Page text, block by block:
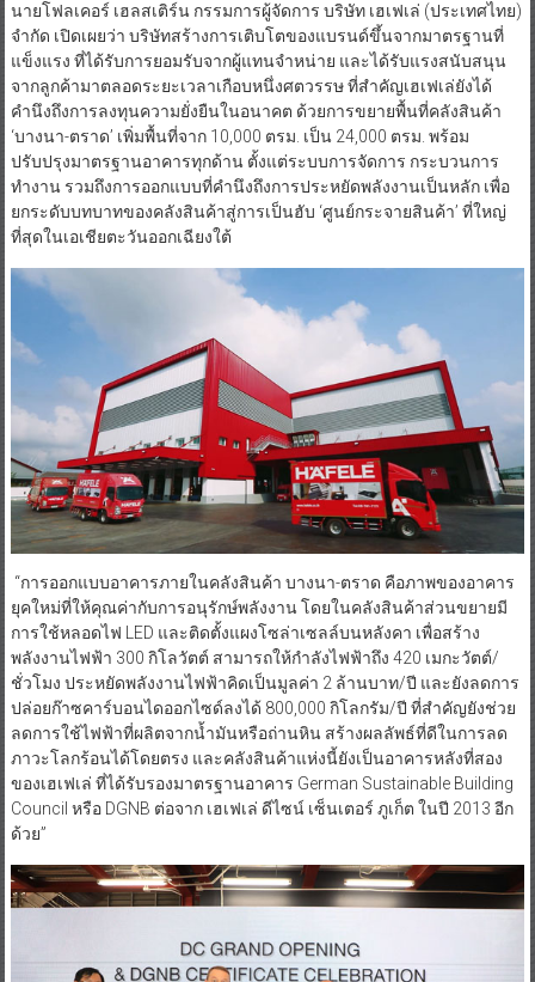
นายโฟลเคอร์ เฮลสเติร์น กรรมการผู้จัดการ บริษัท เฮเฟเล่ (ประเทศไทย)
จำกัด เปิดเผยว่า บริษัทสร้างการเติบโตของแบรนด์ขึ้นจากมาตรฐานที่
แข็งแรง ที่ได้รับการยอมรับจากผู้แทนจำหน่าย และได้รับแรงสนับสนุน
จากลูกค้ามาตลอดระยะเวลาเกือบหนึ่งศตวรรษ ที่สำคัญเฮเฟเล่ยังได้
คำนึงถึงการลงทุนความยั่งยืนในอนาคต ด้วยการขยายพื้นที่คลังสินค้า
‘บางนา-ตราด’ เพิ่มพื้นที่จาก 10,000 ตรม. เป็น 24,000 ตรม. พร้อม
ปรับปรุงมาตรฐานอาคารทุกด้าน ตั้งแต่ระบบการจัดการ กระบวนการ
ทำงาน รวมถึงการออกแบบที่คำนึงถึงการประหยัดพลังงานเป็นหลัก เพื่อ
ยกระดับบทบาทของคลังสินค้าสู่การเป็นฮับ ‘ศูนย์กระจายสินค้า’ ที่ใหญ่
ที่สุดในเอเชียตะวันออกเฉียงใต้
“การออกแบบอาคารภายในคลังสินค้า บางนา-ตราด คือภาพของอาคาร
ยุคใหม่ที่ให้คุณค่ากับการอนุรักษ์พลังงาน โดยในคลังสินค้าส่วนขยายมี
การใช้หลอดไฟ LED และติดตั้งแผงโซล่าเซลล์บนหลังคา เพื่อสร้าง
พลังงานไฟฟ้า 300 กิโลวัตต์ สามารถให้กำลังไฟฟ้าถึง 420 เมกะวัตต์/
ชั่วโมง ประหยัดพลังงานไฟฟ้าคิดเป็นมูลค่า 2 ล้านบาท/ปี และยังลดการ
ปล่อยก๊าซคาร์บอนไดออกไซด์ลงได้ 800,000 กิโลกรัม/ปี ที่สำคัญยังช่วย
ลดการใช้ไฟฟ้าที่ผลิตจากน้ำมันหรือถ่านหิน สร้างผลลัพธ์ที่ดีในการลด
ภาวะโลกร้อนได้โดยตรง และคลังสินค้าแห่งนี้ยังเป็นอาคารหลังที่สอง
ของเฮเฟเล่ ที่ได้รับรองมาตรฐานอาคาร German Sustainable Building
Council หรือ DGNB ต่อจาก เฮเฟเล่ ดีไซน์ เซ็นเตอร์ ภูเก็ต ในปี 2013 อีก
ด้วย”